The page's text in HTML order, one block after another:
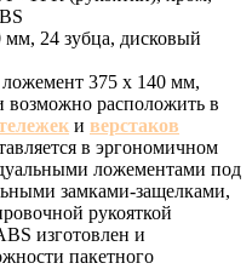
мм, 24 зубца, дисковый
375 x 140 мм,
возможно расположить в
и верстаков
в эргономичном
ложементами под
замками-защелками,
рукояткой
изготовлен и
пакетного